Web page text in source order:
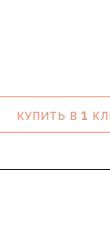
КУПИТЬ В1